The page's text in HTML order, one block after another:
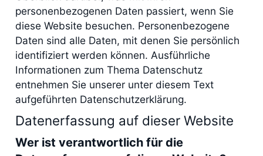
personenbezogenen Daten passiert, wenn Sie
diese Website besuchen. Personenbezogene
Daten sind alle Daten, mit denen Sie persönlich
identifiziert werden können. Ausführliche
Informationen zum Thema Datenschutz
entnehmen Sie unserer unter diesem Text
aufgeführten Datenschutzerklärung.
Datenerfassung auf dieser Website
Wer ist verantwortlich für die